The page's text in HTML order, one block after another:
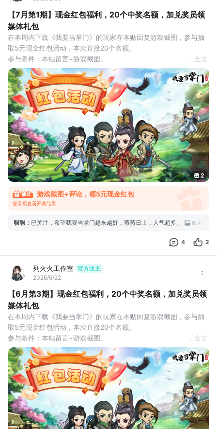
【7月第1期】现金红包福利，20个中奖名额，加兑奖员领
媒体礼包
在本周内下载《我要当掌门》的玩家在本贴回复游戏截图，参与抽
取5元现金红包活动，本次直接20个名额。
参与条件：本帖留言+游戏截图。
互动奖励：评论区抽取20名观众，获得5元现金红包奖励。
活动时间：2026年7月1日-7月7日
开奖时间：7月7日24点
领取方式：系统自动抽奖，中奖后请及时联系兑奖员。
活动说明：
1.每个tap账号只能领取1次奖励，已领取过可换号参与。
2.每个tap用户只能发一
全文
2
游戏截图+评论，领5元现金红包
登录后查看开奖结果
聪聪 ： 已关注，希望我要当掌门越来越好，蒸蒸日上，人气超多。 图片
4 2
列火火工作室 官方版主
2026/6/22
【6月第3期】现金红包福利，20个中奖名额，加兑奖员领
媒体礼包
在本周内下载《我要当掌门》的玩家在本贴回复游戏截图，参与抽
取5元现金红包活动，本次直接20个名额。
参与条件：本帖留言+游戏截图。
互动奖励：评论区抽取20名观众，获得5元现金红包奖励。
活动时间：2026年6月23日-6月29日
开奖时间：6月29日24点
领取方式：系统自动抽奖，中奖后请及时联系兑奖员。
活动说明：
1.每个tap账号只能领取1次奖励，已领取过可换号参与。
2.每个tap用户只
全文